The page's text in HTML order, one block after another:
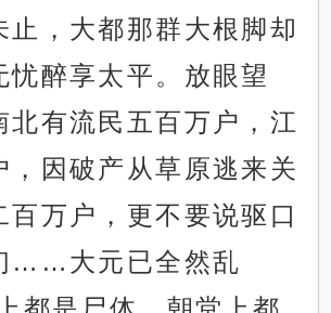
止，大都那群大根脚却
忧醉享太平。放眼望
北有流民五百万户，江
，因破产从草原逃来关
百万户，更不要说驱口
……大元已全然乱